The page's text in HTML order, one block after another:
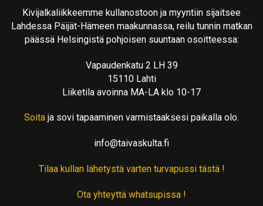
Kivijalkaliikkeemme kullanostoon ja myyntiin sijaitsee
Lahdessa Päijät-Hämeen maakunnassa, reilu tunnin matkan
päässä Helsingistä pohjoisen suuntaan osoitteessa:
Vapaudenkatu 2 LH 39
15110 Lahti
Liiketila avoinna MA-LA klo 10-17
Soita ja sovi tapaaminen varmistaaksesi paikalla olo.
info@taivaskulta.fi
Tilaa kullan lähetystä varten turvapussi tästä !
Ota yhteyttä whatsupissa !